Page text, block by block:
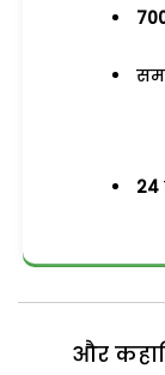
24
और